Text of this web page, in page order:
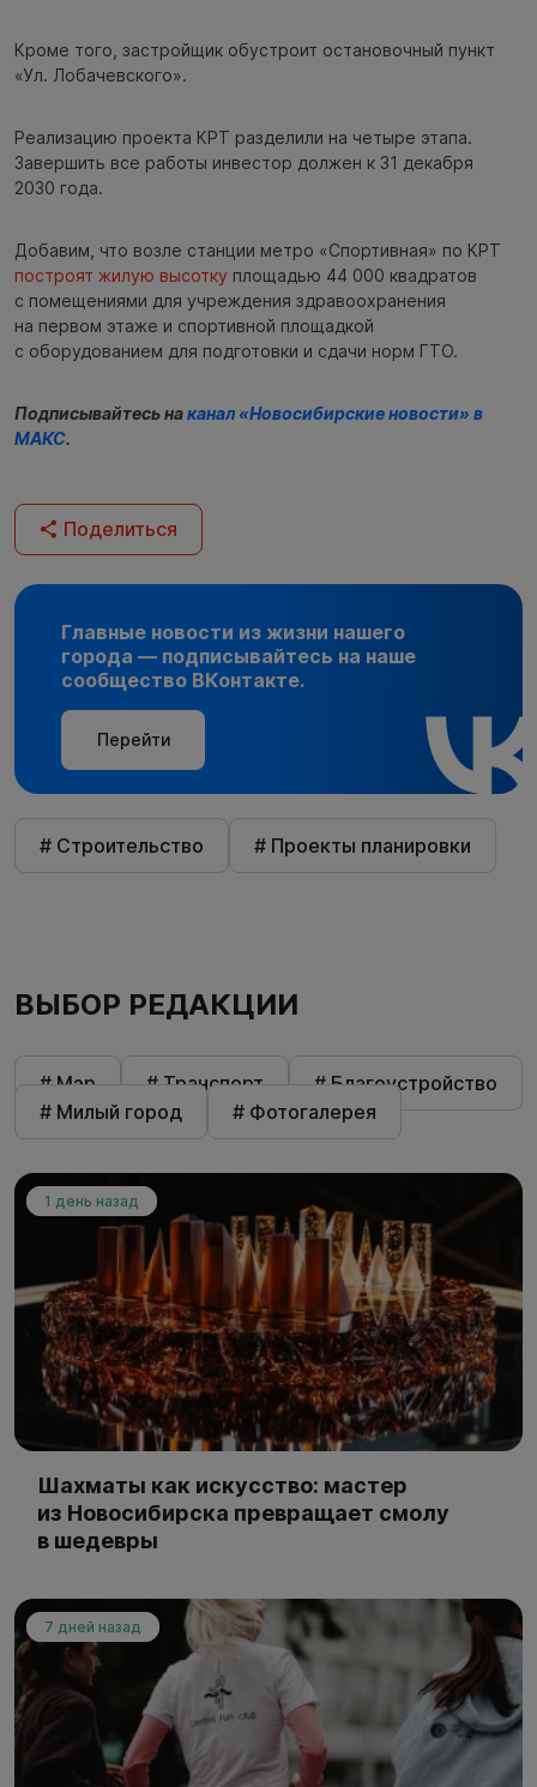
Кроме того, застройщик обустроит остановочный пункт
«Ул. Лобачевского».
Реализацию проекта КРТ разделили на четыре этапа.
Завершить все работы инвестор должен к 31 декабря
2030 года.
Добавим, что возле станции метро «Спортивная» по КРТ
построят жилую высотку площадью 44 000 квадратов
с помещениями для учреждения здравоохранения
на первом этаже и спортивной площадкой
с оборудованием для подготовки и сдачи норм ГТО.
Подписывайтесь наканал «Новосибирские новости» в
МАКС.
Поделиться
Главные новости из жизни нашего
города — подписывайтесь на наше
сообщество ВКонтакте.
Перейти
# Строительство # Проекты планировки
ВЫБОР РЕДАКЦИИ
# Мэр # Транспорт
# Благоустройство
# Милый город
# Фотогалерея
1 день назад
Шахматы как искусство: мастер
из Новосибирска превращает смолу
в шедевры
7 дней назад